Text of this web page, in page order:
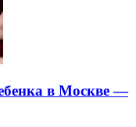
в Москве —